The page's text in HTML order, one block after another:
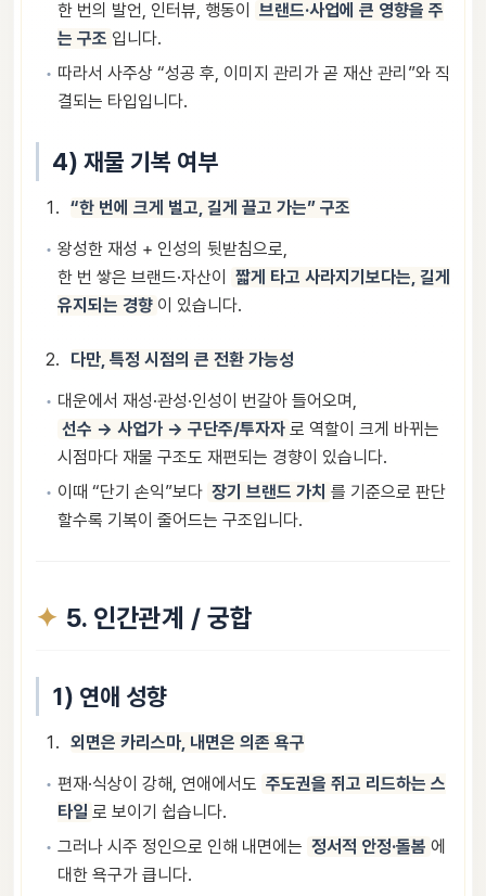
한 번의 발언, 인터뷰, 행동이
브랜드·사업에 큰 영향을 주
는 구조 입니다.
따라서 사주상 “성공 후, 이미지 관리가 곧 재산 관리”와 직
결되는 타입입니다.
4) 재물 기복 여부
“한 번에 크게 벌고, 길게 끌고 가는” 구조
왕성한 재성 + 인성의 뒷받침으로,
한 번 쌓은 브랜드·자산이
짧게 타고 사라지기보다는, 길게
유지되는 경향 이 있습니다.
다만, 특정 시점의 큰 전환 가능성
대운에서 재성·관성·인성이 번갈아 들어오며,
선수 → 사업가 → 구단주/투자자 로 역할이 크게 바뀌는
시점마다 재물 구조도 재편되는 경향이 있습니다.
이때 “단기 손익”보다 장기 브랜드 가치 를 기준으로 판단
할수록 기복이 줄어드는 구조입니다.
5. 인간관계 / 궁합
1) 연애 성향
외면은 카리스마, 내면은 의존 욕구
편재·식상이 강해, 연애에서도 주도권을 쥐고 리드하는 스
타일 로 보이기 쉽습니다.
그러나 시주 정인으로 인해 내면에는 정서적 안정·돌봄 에
대한 욕구가 큽니다.